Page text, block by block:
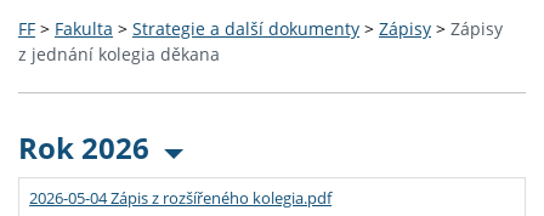
FF > Fakulta > Strategie a další dokumenty > Zápisy > Zápisy
z jednání kolegia děkana
Rok 2026
2026-05-04 Zápis z rozšířeného kolegia.pdf